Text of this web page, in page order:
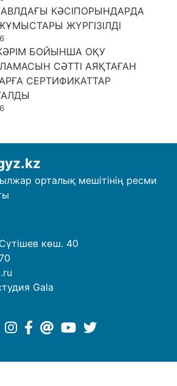
КӘСІПОРЫНДАРДА
ЖҮРГІЗІЛДІ
БОЙЫНША ОҚУ
СӘТТІ АЯҚТАҒАН
СЕРТИФИКАТТАР
орталық мешітінің ресми
көш. 40
Gala